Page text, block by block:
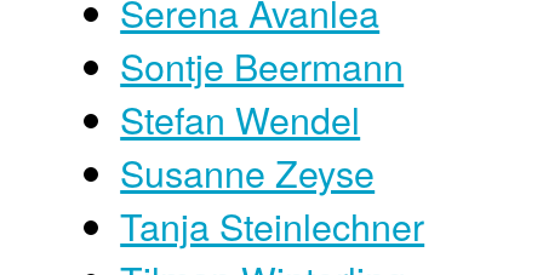
Serena Avanlea
Sontje Beermann
Stefan Wendel
Susanne Zeyse
Tanja Steinlechner